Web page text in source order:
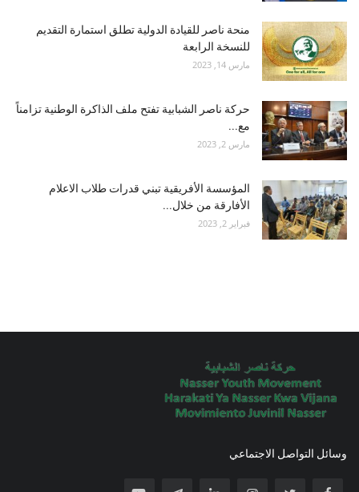
منحة ناصر للقيادة الدولية تطلق استمارة التقديم
للنسخة الرابعة
مارس 14, 2023
حركة ناصر الشبابية تفتح ملف الذاكرة الوطنية تزامناً
مع...
مارس 2, 2023
المؤسسة الأفريقية تبني قدرات طلاب الاعلام
الأفارقة من خلال...
فبراير 2, 2023
وسائل التواصل الاجتماعي